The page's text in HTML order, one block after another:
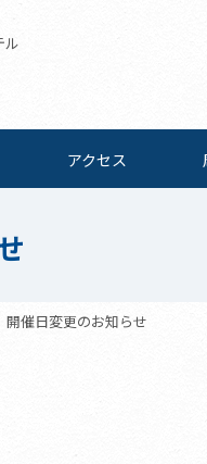
ル
アクセス
催日変更のお知らせ